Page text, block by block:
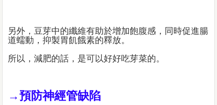
另外，豆芽中的纖維有助於增加飽腹感，同時促進腸
道蠕動，抑製胃飢餓素的釋放。
所以，減肥的話，是可以好好吃芽菜的。
→預防神經管缺陷